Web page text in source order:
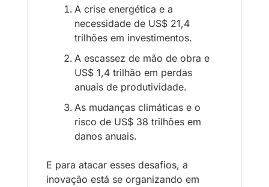
A crise energética e a
necessidade de US$ 21,4
trilhões em investimentos.
A escassez de mão de obra e
US$ 1,4 trilhão em perdas
anuais de produtividade.
As mudanças climáticas e o
risco de US$ 38 trilhões em
danos anuais.
E para atacar esses desafios, a
inovação está se organizando em